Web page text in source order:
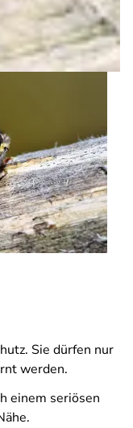
Sie dürfen nur
werden.
einem seriösen